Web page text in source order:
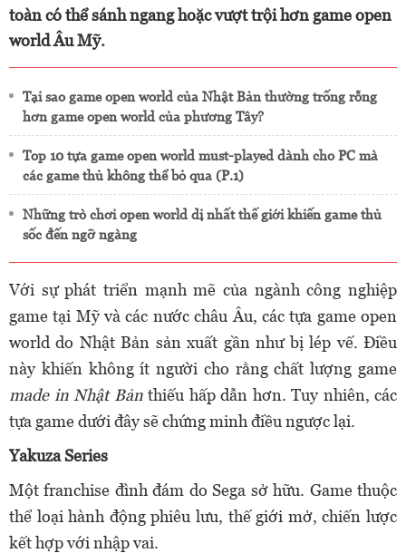
toàn có thể sánh ngang hoặc vượt trội hơn game open
world Âu Mỹ.
Tại sao game open world của Nhật Bản thường trống rỗng
hơn game open world của phương Tây?
Top 10 tựa game open world must-played dành cho PC mà
các game thủ không thể bỏ qua (P.1)
Những trò chơi open world dị nhất thế giới khiến game thủ
sốc đến ngỡ ngàng
Với sự phát triển mạnh mẽ của ngành công nghiệp
game tại Mỹ và các nước châu Âu, các tựa game open
world do Nhật Bản sản xuất gần như bị lép vế. Điều
này khiến không ít người cho rằng chất lượng game
made in Nhật Bản thiếu hấp dẫn hơn. Tuy nhiên, các
tựa game dưới đây sẽ chứng minh điều ngược lại.
Yakuza Series
Một franchise đình đám do Sega sở hữu. Game thuộc
thể loại hành động phiêu lưu, thế giới mở, chiến lược
kết hợp với nhập vai.